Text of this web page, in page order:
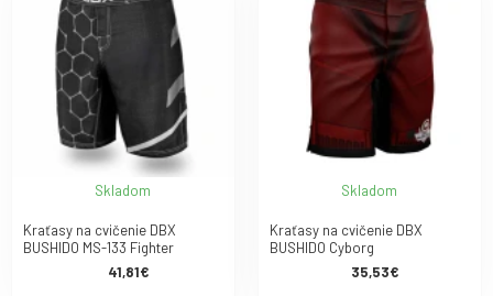
Skladom
Kraťasy na cvičenie DBX
BUSHIDO MS-133 Fighter
41,81€
Skladom
Kraťasy na cvičenie DBX
BUSHIDO Cyborg
35,53€